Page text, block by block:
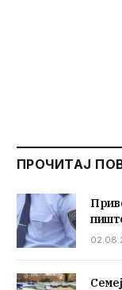
ПРОЧИТАЈ